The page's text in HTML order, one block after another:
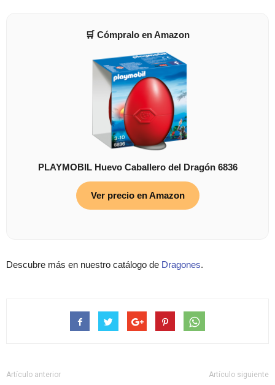
🛒 Cómpralo en Amazon
PLAYMOBIL Huevo Caballero del Dragón 6836
Ver precio en Amazon
Descubre más en nuestro catálogo de Dragones.
Artículo anterior Artículo siguiente